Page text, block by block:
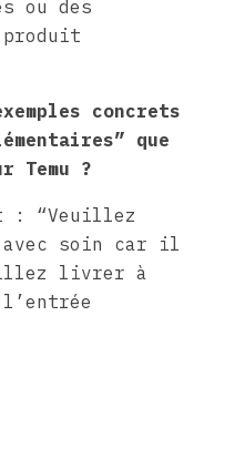
ou des
concrets
que
?
: “Veuillez
soin car il
livrer à